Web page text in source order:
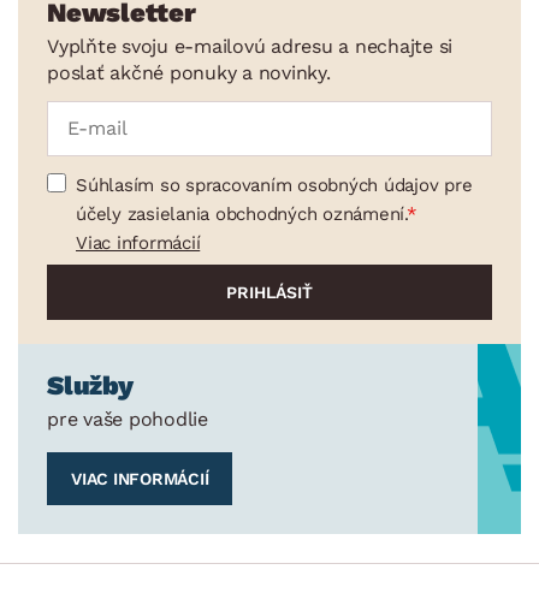
Newsletter
Vyplňte svoju e-mailovú adresu a nechajte si
poslať akčné ponuky a novinky.
Súhlasím so spracovaním osobných údajov pre
účely zasielania obchodných oznámení.
Viac informácií
Služby
pre vaše pohodlie
VIAC INFORMÁCIÍ